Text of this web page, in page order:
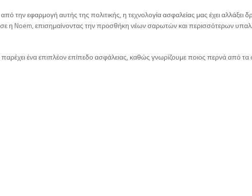
την εφαρμογή αυτής της πολιτικής, η τεχνολογία ασφαλείας μας έχει αλλάξει
η Noem, επισημαίνοντας την προσθήκη νέων σαρωτών και περισσότερων
ένα επιπλέον επίπεδο ασφάλειας, καθώς γνωρίζουμε ποιος περνά από τα